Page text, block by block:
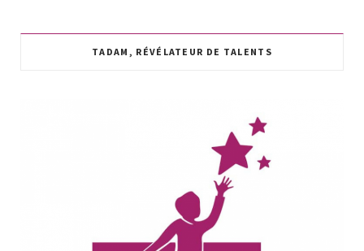
TADAM, RÉVÉLATEUR DE TALENTS